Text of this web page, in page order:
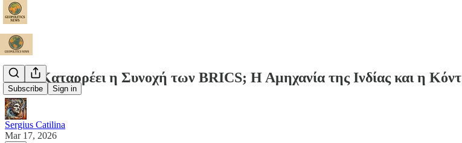
Subscribe Sign in
Γιατί Καταρρέει η Συνοχή των BRICS; Η Αμηχανία της Ινδίας και η
Sergius Catilina
Mar 17, 2026